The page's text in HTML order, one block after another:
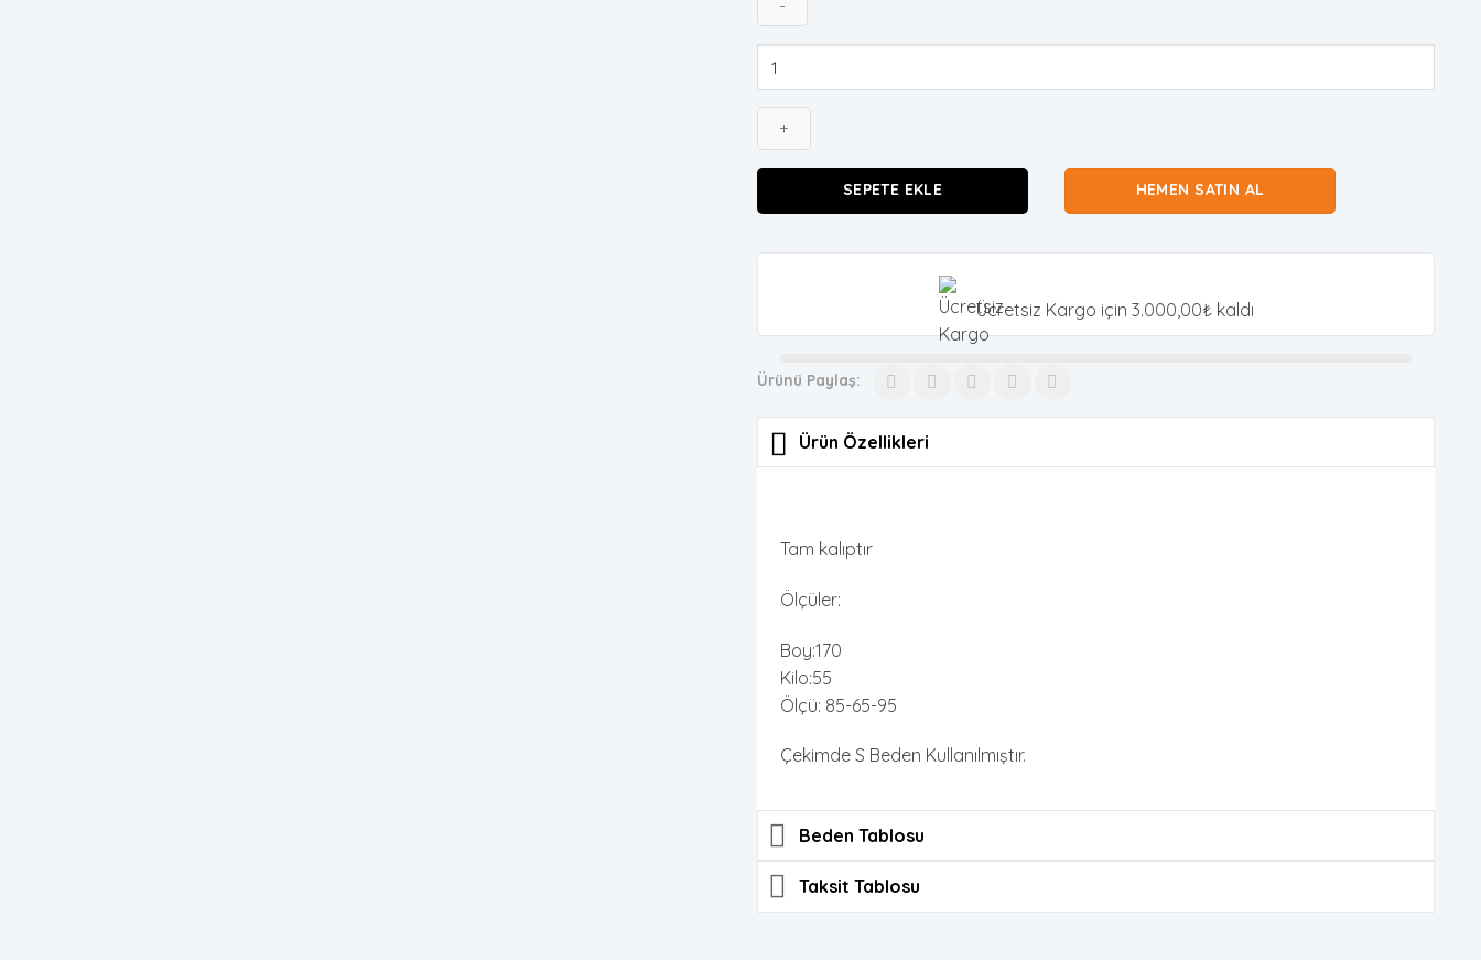
Mürdüm
Fular
Detaylı
Ceket-
Takım
SEPETE EKLE HEMEN SATIN AL
Ücretsiz Kargo için 3.000,00₺kaldı
Ürünü Paylaş:
Ürün Özellikleri
Tam kalıptır
Ölçüler:
Boy:170
Kilo:55
Ölçü: 85-65-95
Çekimde S Beden Kullanılmıştır.
Beden Tablosu
Taksit Tablosu